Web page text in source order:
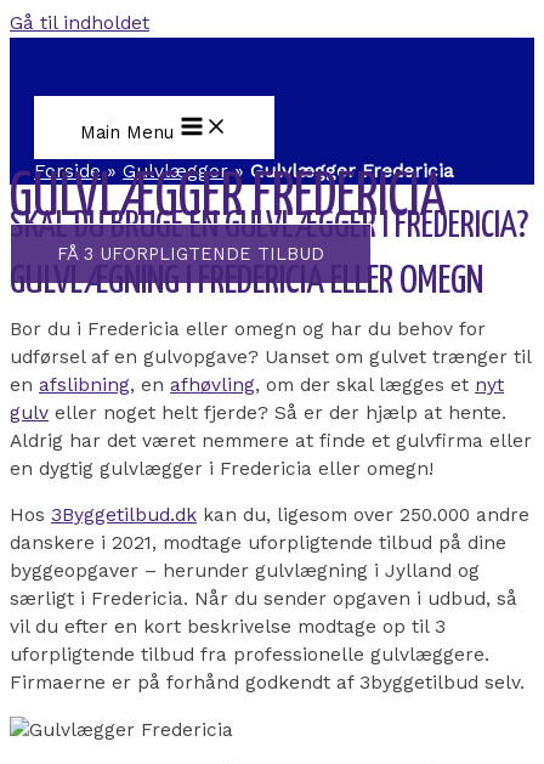
Gå til indholdet
Main Menu
Forside» Gulvlægger» Gulvlægger Fredericia
GULVLÆGGER FREDERICIA
SKAL DU BRUGE EN GULVLÆGGER I FREDERICIA?
FÅ 3 UFORPLIGTENDE TILBUD
GULVLÆGNING I FREDERICIA ELLER OMEGN
Bor du i Fredericia eller omegn og har du behov for
udførsel af en gulvopgave? Uanset om gulvet trænger til
en afslibning, en afhøvling, om der skal lægges et nyt
gulv eller noget helt fjerde? Så er der hjælp at hente.
Aldrig har det været nemmere at finde et gulvfirma eller
en dygtig gulvlægger i Fredericia eller omegn!
Hos 3Byggetilbud.dk kan du, ligesom over 250.000 andre
danskere i 2021, modtage uforpligtende tilbud på dine
byggeopgaver – herunder gulvlægning i Jylland og
særligt i Fredericia. Når du sender opgaven i udbud, så
vil du efter en kort beskrivelse modtage op til 3
uforpligtende tilbud fra professionelle gulvlæggere.
Firmaerne er på forhånd godkendt af 3byggetilbud selv.